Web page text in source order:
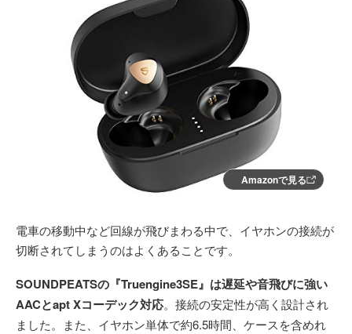
Amazonで見る
電車の移動中など回線が飛びまわる中で、イヤホンの接続が
切断されてしまうのはよくあることです。
SOUNDPEATSの『Truengine3SE』は遅延や音飛びに強い
AACとapt Xコーデック対応。接続の安定性が高く設計され
ました。また、イヤホン単体で約6.5時間、ケースを含めれ